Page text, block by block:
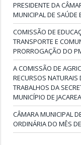
PRESIDENTE DA
MUNICIPAL DE SAÚDE
COMISSÃO DE
TRANSPORTE E
PRORROGAÇÃO DO
A COMISSÃO DE
RECURSOS NATURAIS
TRABALHOS DA
MUNICÍPIO DE
CÂMARA MUNICIPAL
ORDINÁRIA DO MÊS